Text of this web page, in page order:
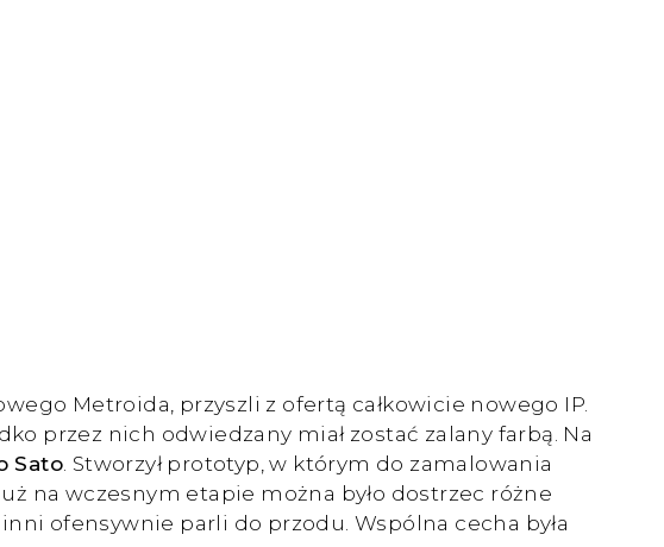
Metroida, przyszli z ofertą całkowicie nowego IP.
przez nich odwiedzany miał zostać zalany farbą. Na
Sato . Stworzył prototyp, w którym do zamalowania
na wczesnym etapie można było dostrzec różne
ofensywnie parli do przodu. Wspólna cecha była